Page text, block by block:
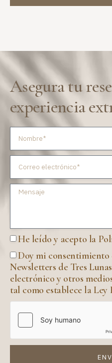
Asegura tu
experiencia
He leído y acepto la
Doy mi
Newsletters de Tres
electrónico y otros
tal como establece la Ley